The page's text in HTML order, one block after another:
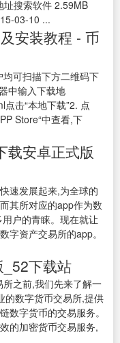
搜索软件 2.59MB
03-10 ...
安装教程 - 币
可扫描下方二维码下
中输入下载地
击“本地下载”2. 点
Store“中查看,下
载安卓正式版
速发展起来,为全球的
其所对应的app作为数
户的青睐。现在就让
字资产交易所的app。
下载站
之前,我们先来了解一
的数字货币交易所,提供
数字货币的交易服务。
的加密货币交易服务,